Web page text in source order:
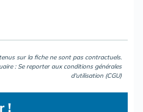
sur la fiche ne sont pas contractuels.
: Se reporter aux conditions générales
d'utilisation (CGU)
!